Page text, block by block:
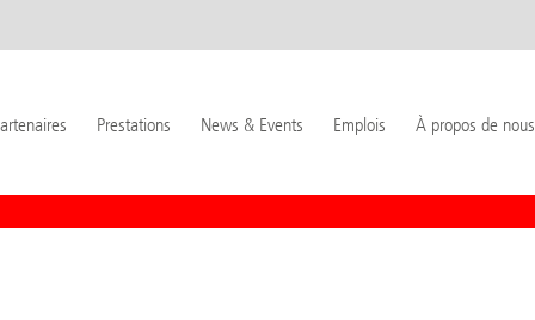
Prestations News & Events Emplois À propos de nous